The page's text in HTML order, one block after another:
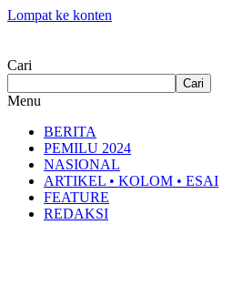
Lompat ke konten
Cari
Cari
Menu
BERITA
PEMILU 2024
NASIONAL
ARTIKEL • KOLOM • ESAI
FEATURE
REDAKSI